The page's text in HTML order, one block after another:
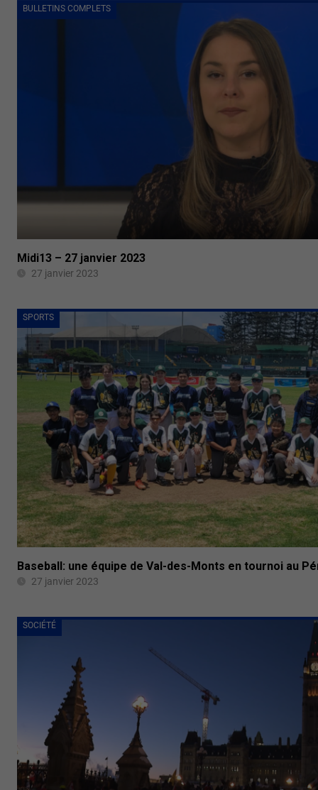
BULLETINS COMPLETS
Midi13 – 27 janvier 2023
27 janvier 2023
SPORTS
Baseball: une équipe de Val-des-Monts en tournoi au
27 janvier 2023
SOCIÉTÉ